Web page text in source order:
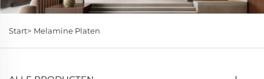
Start> Melamine Platen